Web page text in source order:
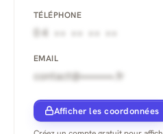
TÉLÉPHONE
04 •• •• •• ••
EMAIL
contact@••••••••.fr
Afficher les coordonnées